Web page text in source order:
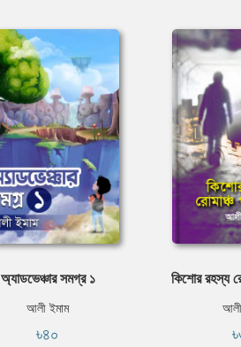
অ্যাডভেঞ্চার সমগ্র ১
আলী ইমাম
৳৪০
কিশোর রহস্য